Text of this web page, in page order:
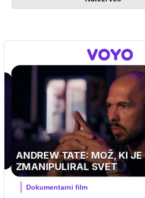
MOJ PRIJATELJ PINGVIN
Film meseca / družinski, pustolovski